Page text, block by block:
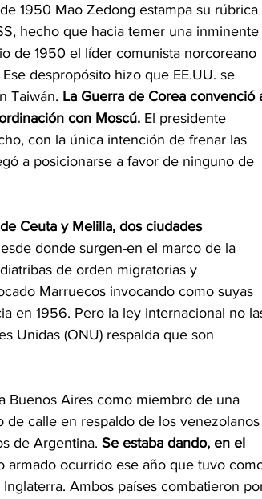
1950 Mao Zedong estampa su rúbrica
hecho que hacia temer una inminente
de 1950 el líder comunista norcoreano
despropósito hizo que EE.UU. se
Taiwán. La Guerra de Corea convenció
con Moscú. El presidente
con la única intención de frenar las
a posicionarse a favor de ninguno de
Ceuta y Melilla, dos ciudades
donde surgen-en el marco de la
de orden migratorias y
Marruecos invocando como suyas
en 1956. Pero la ley internacional no
Unidas (ONU) respalda que son
Buenos Aires como miembro de una
de calle en respaldo de los
de Argentina. Se estaba dando, en el
armado ocurrido ese año que tuvo
Ambos países combatieron